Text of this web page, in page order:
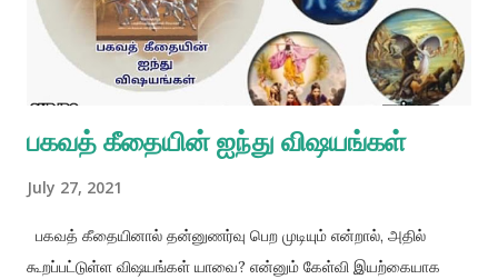
அர்ப்பணித்தனர். அவர்கள் கோபால பட்ட கோஸ்வாமியை
விருந்தாவனத்திற்குச் செல்ல அனுமதித்தனர், ஸ்ரீ சைதன்ய
மஹாபிரபுவை நினைத்தபடியே...
பகவத் கீதையின் ஐந்து விஷயங்கள்
July 27, 2021
பகவத் கீதையினால் தன்னுணர்வு பெற முடியும் என்றால், அதில்
கூறப்பட்டுள்ள விஷயங்கள் யாவை? என்னும் கேள்வி இயற்கையாக